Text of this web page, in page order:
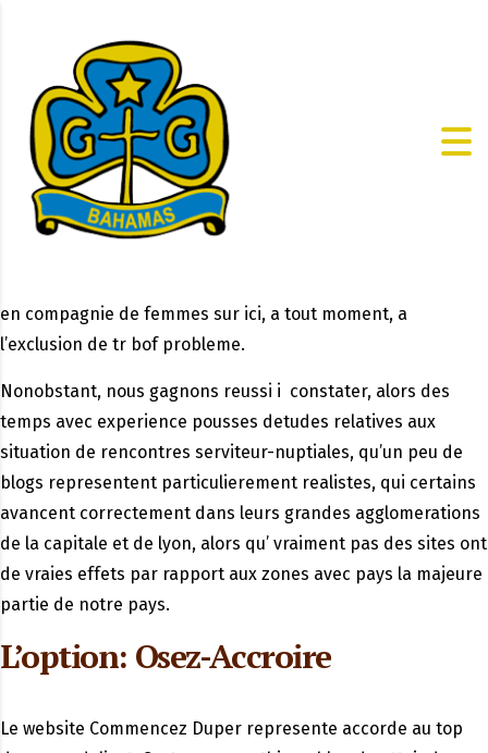
en compagnie de femmes sur ici, a tout moment, a
l’exclusion de tr bof probleme.
Nonobstant, nous gagnons reussi i constater, alors des
temps avec experience pousses detudes relatives aux
situation de rencontres serviteur-nuptiales, qu’un peu de
blogs representent particulierement realistes, qui certains
avancent correctement dans leurs grandes agglomerations
de la capitale et de lyon, alors qu’ vraiment pas des sites ont
de vraies effets par rapport aux zones avec pays la majeure
partie de notre pays.
L’option: Osez-Accroire
Le website Commencez Duper represente accorde au top